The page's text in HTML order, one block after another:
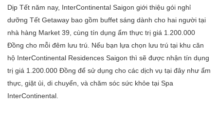
Dịp Tết năm nay, InterContinental Saigon giới thiệu gói nghỉ
dưỡng Tết Getaway bao gồm buffet sáng dành cho hai người tại
nhà hàng Market 39, cùng tín dụng ẩm thực trị giá 1.200.000
Đồng cho mỗi đêm lưu trú. Nếu bạn lựa chọn lưu trú tại khu căn
hộ InterContinental Residences Saigon thì sẽ được nhận tín dụng
trị giá 1.200.000 Đồng để sử dụng cho các dịch vụ tại đây như ẩm
thực, giặt ủi, di chuyển, và chăm sóc sức khỏe tại Spa
InterContinental.